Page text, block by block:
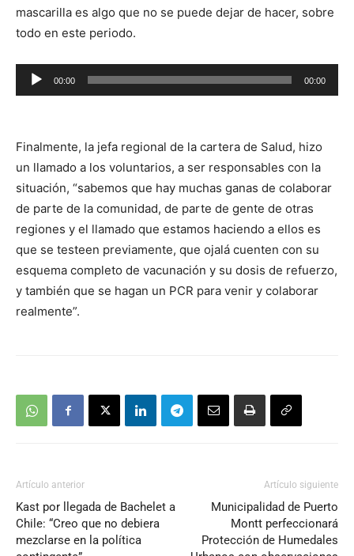
mascarilla es algo que no se puede dejar de hacer, sobre
todo en este periodo.
Reproductor
de
00:00 00:00
Finalmente, la jefa regional de la cartera de Salud, hizo
un llamado a los voluntarios, a ser responsables con la
situación, “sabemos que hay muchas ganas de colaborar
de parte de la comunidad, de parte de gente de otras
regiones y el llamado que estamos haciendo a ellos es
que se testeen previamente, que ojalá cuenten con su
esquema completo de vacunación y su dosis de refuerzo,
y también que se hagan un PCR para venir y colaborar
realmente”.
Artículo anterior
Kast por llegada de Bachelet a
Chile: “Creo que no debiera
mezclarse en la política
Artículo siguiente
Municipalidad de Puerto
Montt perfeccionará
Protección de Humedales